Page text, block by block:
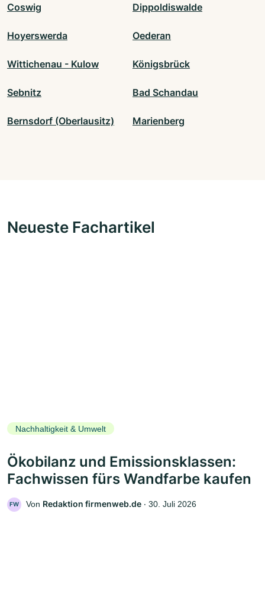
Coswig Dippoldiswalde
Hoyerswerda Oederan
Wittichenau - Kulow Königsbrück
Sebnitz Bad Schandau
Bernsdorf (Oberlausitz) Marienberg
Neueste Fachartikel
Nachhaltigkeit & Umwelt
Ökobilanz und Emissionsklassen:
Fachwissen fürs Wandfarbe kaufen
FW Von Redaktion firmenweb.de ‧ 30. Juli 2026